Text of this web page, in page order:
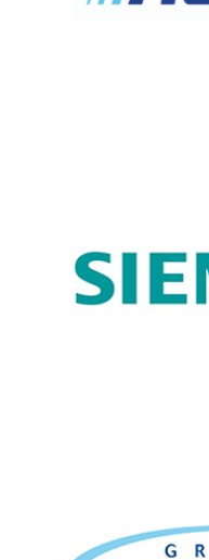
Pour sa branche
gestion des produits
LACTALIS,